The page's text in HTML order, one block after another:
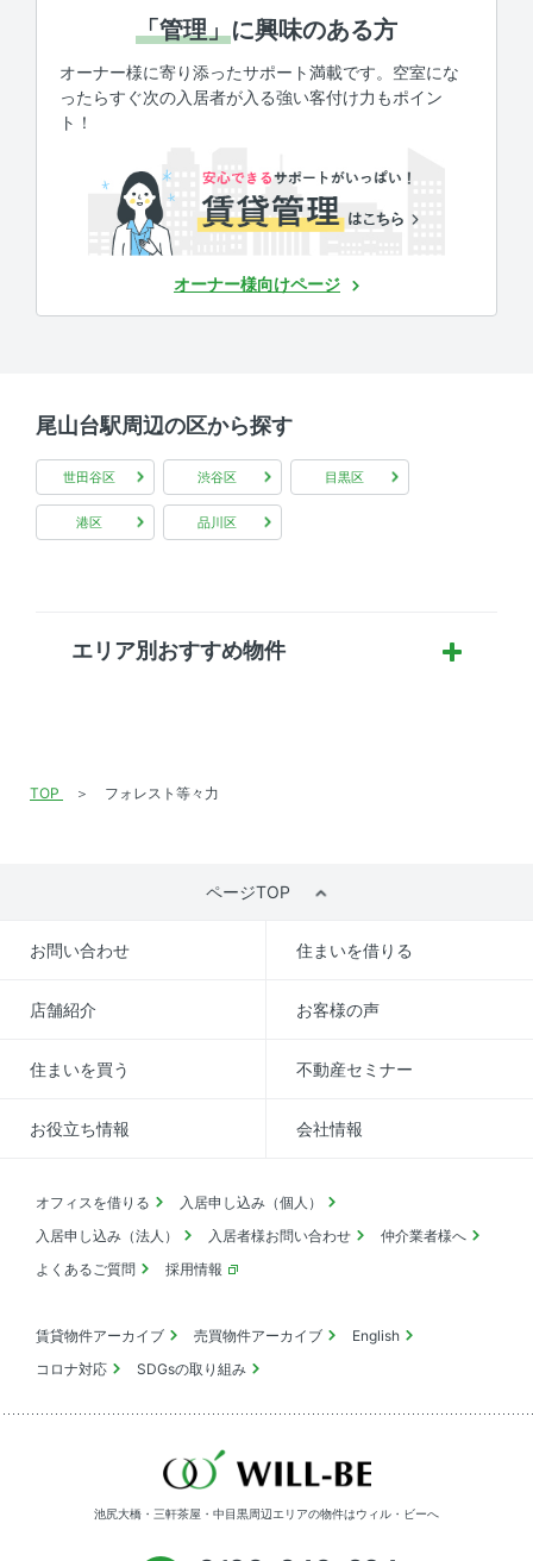
「管理」に興味のある方
オーナー様に寄り添ったサポート満載です。空室にな
ったらすぐ次の入居者が入る強い客付け力もポイン
ト！
オーナー様向けページ
尾山台駅周辺の区から探す
世田谷区 渋谷区 目黒区
港区 品川区
エリア別おすすめ物件
TOP フォレスト等々力
ページTOP
お問い合わせ 住まいを借りる
店舗紹介 お客様の声
住まいを買う 不動産セミナー
お役立ち情報 会社情報
オフィスを借りる
入居申し込み（個人）
入居申し込み（法人）
入居者様お問い合わせ
仲介業者様へ
よくあるご質問
採用情報
賃貸物件アーカイブ 売買物件アーカイブ
English
コロナ対応
SDGsの取り組み
池尻大橋・三軒茶屋・中目黒周辺エリアの物件はウィル・ビーへ